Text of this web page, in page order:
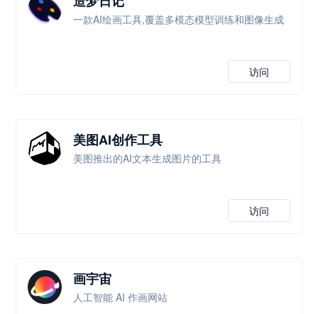
一款AI绘画工具,覆盖多模态模型训练和图像生成
访问
美图AI创作工具
美图推出的AI文本生成图片的工具
访问
画宇宙
人工智能 AI 作画网站